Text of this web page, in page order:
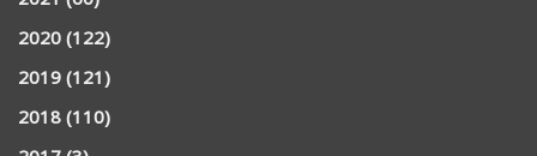
2020(122)
2019(121)
2018(110)